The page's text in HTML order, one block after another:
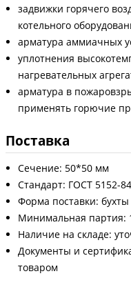
задвижки горячего
котельного
арматура аммиачных
уплотнения
нагревательных
арматура в
применять горючие
Поставка
Сечение: 50*50 мм
Стандарт: ГОСТ 5152-84
Форма поставки:
Минимальная партия:
Наличие на складе:
Документы и
товаром